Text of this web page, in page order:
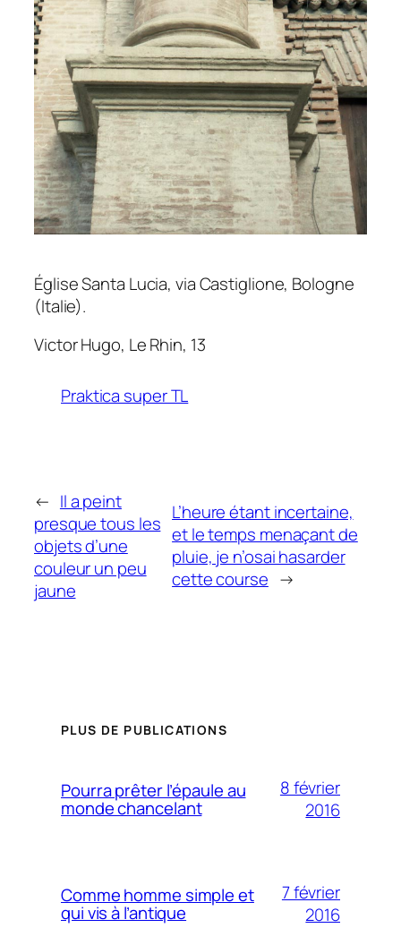
Église Santa Lucia, via Castiglione, Bologne
(Italie).
Victor Hugo, Le Rhin, 13
Praktica super TL
← Il a peint
presque tous les
objets d’une
couleur un peu
jaune
L’heure étant incertaine,
et le temps menaçant de
pluie, je n’osai hasarder
cette course →
PLUS DE PUBLICATIONS
Pourra prêter l’épaule au
monde chancelant
8 février
2016
Comme homme simple et
qui vis à l’antique
7 février
2016